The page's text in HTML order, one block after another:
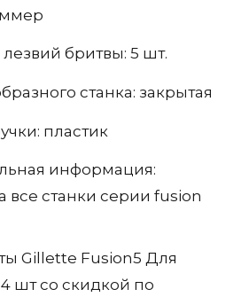
бритвы: 5 шт.
станка: закрытая
пластик
информация:
все станки серии fusion